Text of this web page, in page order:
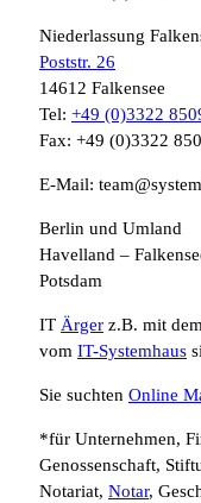
Niederlassung
Poststr. 26
14612 Falkensee
Tel: +49 (0)3322
Fax: +49 (0)3322
E-Mail:
Berlin und Umland
Havelland –
Potsdam
IT Ärger z.B. mit dem
vom IT-Systemhaus
Sie suchten Online
*für Unternehmen,
Genossenschaft,
Notariat, Notar,